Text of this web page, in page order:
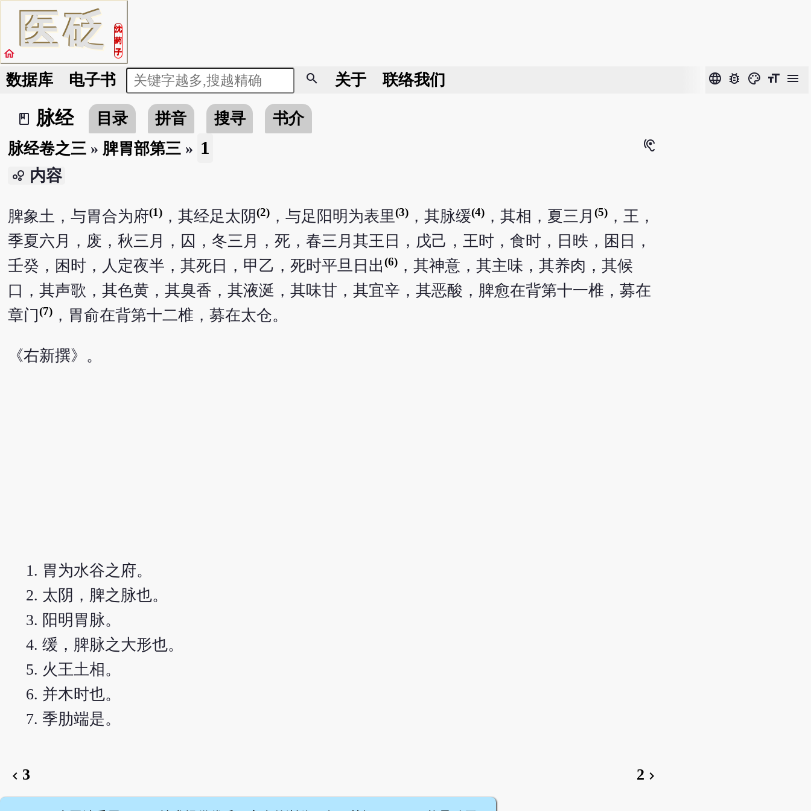
医砭
沈
药
子
home
数据库 电子书 search 关于 联络我们 language bug_report color_lens format_size menu
book_2
脉经 目录 拼音 搜寻
书介
脉经卷之三» 脾胃部第三» 1 hearing
bubble_chart 内容
脾象土，与胃合为府(1)，其经足太阴(2)，与足阳明为表里(3)，其脉缓(4)，其相，夏三月 (5)，王，
季夏六月，废，秋三月，囚，冬三月，死，春三月其王日，戊己，王时，食时，日昳，困日，
壬癸，困时，人定夜半，其死日，甲乙，死时平旦日出(6)，其神意，其主味，其养肉，其候
口，其声歌，其色黄，其臭香，其液涎，其味甘，其宜辛，其恶酸，脾愈在背第十一椎，募在
章门 (7)，胃俞在背第十二椎，募在太仓。
《右新撰》。
胃为水谷之府。
太阴，脾之脉也。
阳明胃脉。
缓，脾脉之大形也。
火王土相。
并木时也。
季肋端是。
chevron_left 3 2 chevron_right